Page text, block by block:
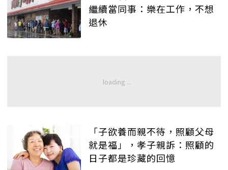
繼續當同事：樂在工作，不想
退休
「子欲養而親不待，照顧父母
就是福」，孝子親訴：照顧的
日子都是珍藏的回憶